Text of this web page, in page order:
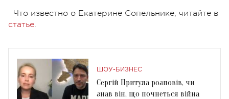
Что известно о Екатерине Сопельнике, читайте в
статье.
ШОУ-БИЗНЕС
Сергій Притула розповів, чи
знав він, що почнеться війна